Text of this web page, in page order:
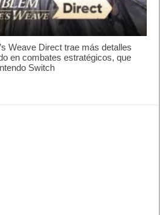
Weave Direct trae más detalles
en combates estratégicos, que
Switch